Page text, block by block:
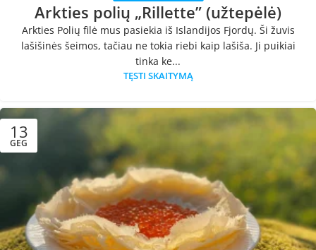
Arkties polių „Rillette” (užtepėlė)
Arkties Polių filė mus pasiekia iš Islandijos Fjordų. Ši žuvis
lašišinės šeimos, tačiau ne tokia riebi kaip lašiša. Ji puikiai
tinka ke...
TĘSTI SKAITYMĄ
13
GEG